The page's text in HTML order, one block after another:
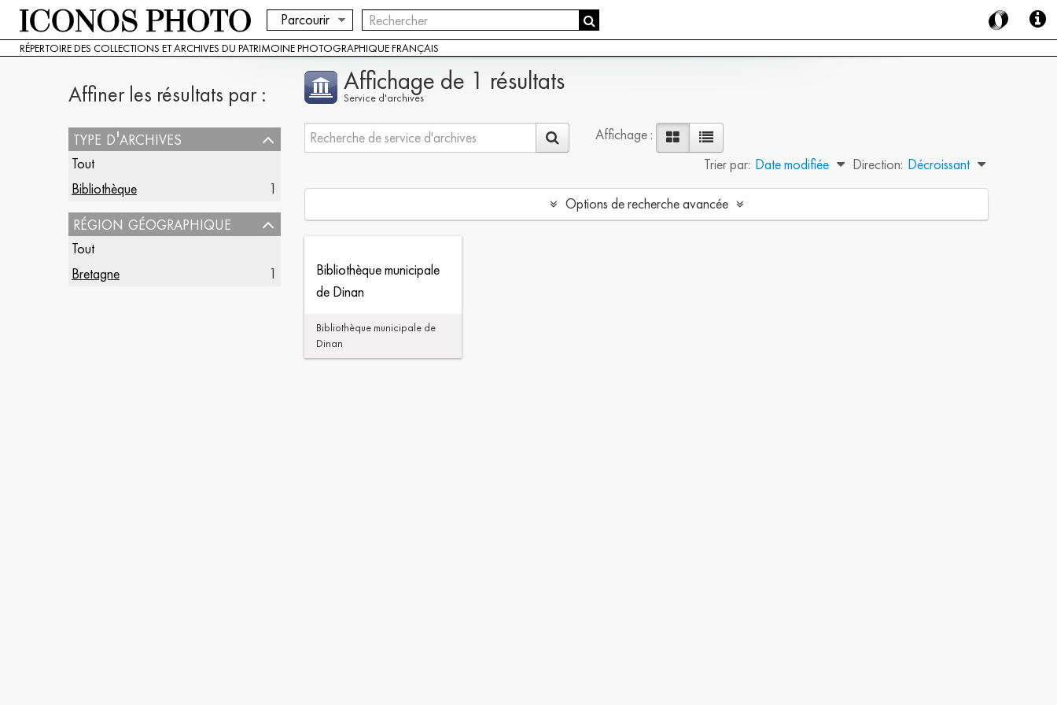
Parcourir
RÉPERTOIRE DES COLLECTIONS ET ARCHIVES DU PATRIMOINE PHOTOGRAPHIQUE FRANÇAIS
Affiner les résultats par :
type d'archives
Tout
Bibliothèque
1
région géographique
Tout
Bretagne
1
Affichage de 1 résultats
Service d'archives
Affichage :
Trier par: Date modifiée Direction: Décroissant
Options de recherche avancée
Bibliothèque municipale
de Dinan
Bibliothèque municipale de
Dinan